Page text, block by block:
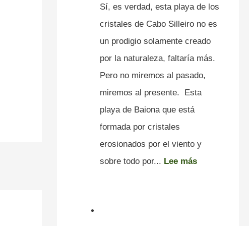
Sí, es verdad, esta playa de los
cristales de Cabo Silleiro no es
un prodigio solamente creado
por la naturaleza, faltaría más.
Pero no miremos al pasado,
miremos al presente. Esta
playa de Baiona que está
formada por cristales
erosionados por el viento y
sobre todo por... Lee más